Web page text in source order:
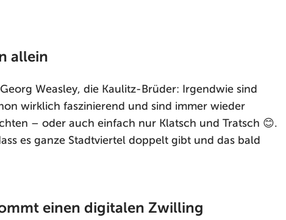
allein
Weasley, die Kaulitz-Brüder: Irgendwie sind
wirklich faszinierend und sind immer wieder
– oder auch einfach nur Klatsch und Tratsch 😊.
es ganze Stadtviertel doppelt gibt und das bald
einen digitalen Zwilling